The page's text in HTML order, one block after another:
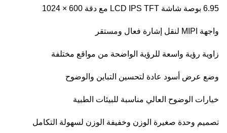
6.95 بوصة شاشة LCD IPS TFT مع دقة 600 × 1024
واجهة MIPI لنقل إشارة فعال ومستقر
زاوية رؤية واسعة للرؤية الواضحة من مواقع مختلفة
وضع عرض أسود عادة لتحسين التباين والوضوح
خيارات الوضوح العالي مناسبة للبيئات الطبية
تصميم وحدة صغيرة الوزن وخفيفة الوزن لسهولة التكامل